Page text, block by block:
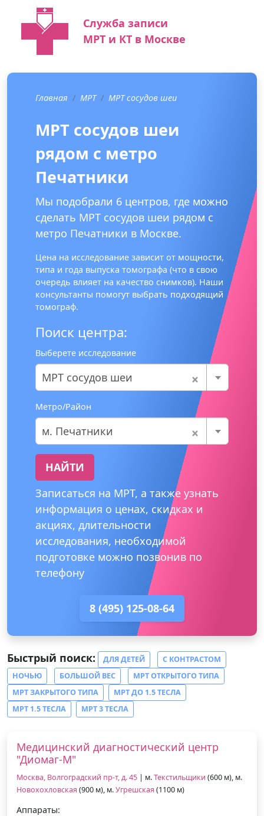
Служба записи
МРТ и КТ в Москве
Главная МРТ МРТ сосудов шеи
МРТ сосудов шеи
рядом с метро
Печатники
Мы подобрали 6 центров, где можно
сделать МРТ сосудов шеи рядом с
метро Печатники в Москве.
Цена на исследование зависит от мощности,
типа и года выпуска томографа (что в свою
очередь влияет на качество снимков). Наши
консультанты помогут выбрать подходящий
томограф.
Поиск центра:
Выберете исследование
×
МРТ сосудов шеи
Метро/Район
×
м. Печатники
НАЙТИ
Записаться на МРТ, а также узнать
информация о ценах, скидках и
акциях, длительности
исследования, необходимой
подготовке можно позвонив по
телефону
8 (495) 125-08-64
Быстрый поиск: ДЛЯ ДЕТЕЙ
С КОНТРАСТОМ
НОЧЬЮ
БОЛЬШОЙ ВЕС
МРТ ОТКРЫТОГО ТИПА
МРТ ЗАКРЫТОГО ТИПА
МРТ ДО 1.5 ТЕСЛА
МРТ 1.5 ТЕСЛА
МРТ 3 ТЕСЛА
Медицинский диагностический центр
"Диомаг-М"
Москва, Волгоградский пр-т, д. 45 | м.Текстильщики (600 м), м.
Новохохловская (900 м), м.Угрешская (1100 м)
Аппараты: